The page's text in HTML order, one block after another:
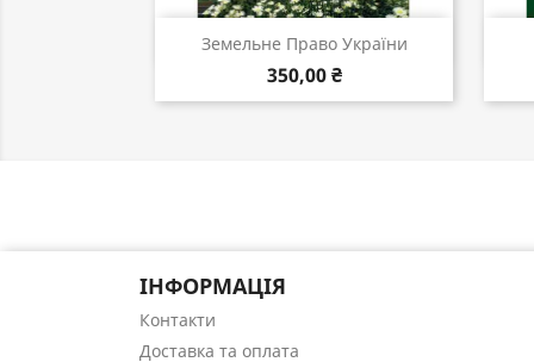
Земельне Право України
350,00 ₴
Швидкий перегляд
ІНФОРМАЦІЯ
Контакти
Доставка та оплата